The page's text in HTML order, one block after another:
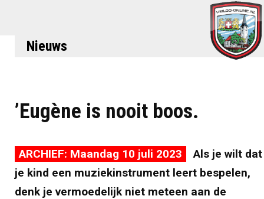
Nieuws
’Eugène is nooit boos.
ARCHIEF: Maandag 10 juli 2023
Als je wilt dat
je kind een muziekinstrument leert bespelen,
denk je vermoedelijk niet meteen aan de